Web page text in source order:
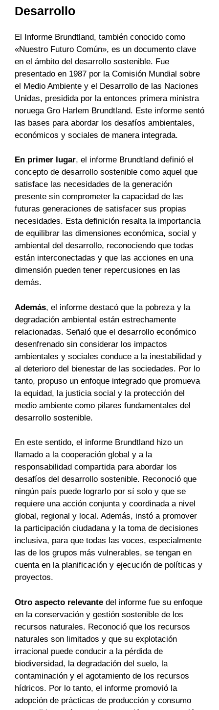
Desarrollo
El Informe Brundtland, también conocido como
«Nuestro Futuro Común», es un documento clave
en el ámbito del desarrollo sostenible. Fue
presentado en 1987 por la Comisión Mundial sobre
el Medio Ambiente y el Desarrollo de las Naciones
Unidas, presidida por la entonces primera ministra
noruega Gro Harlem Brundtland. Este informe sentó
las bases para abordar los desafíos ambientales,
económicos y sociales de manera integrada.
En primer lugar, el informe Brundtland definió el
concepto de desarrollo sostenible como aquel que
satisface las necesidades de la generación
presente sin comprometer la capacidad de las
futuras generaciones de satisfacer sus propias
necesidades. Esta definición resalta la importancia
de equilibrar las dimensiones económica, social y
ambiental del desarrollo, reconociendo que todas
están interconectadas y que las acciones en una
dimensión pueden tener repercusiones en las
demás.
Además, el informe destacó que la pobreza y la
degradación ambiental están estrechamente
relacionadas. Señaló que el desarrollo económico
desenfrenado sin considerar los impactos
ambientales y sociales conduce a la inestabilidad y
al deterioro del bienestar de las sociedades. Por lo
tanto, propuso un enfoque integrado que promueva
la equidad, la justicia social y la protección del
medio ambiente como pilares fundamentales del
desarrollo sostenible.
En este sentido, el informe Brundtland hizo un
llamado a la cooperación global y a la
responsabilidad compartida para abordar los
desafíos del desarrollo sostenible. Reconoció que
ningún país puede lograrlo por sí solo y que se
requiere una acción conjunta y coordinada a nivel
global, regional y local. Además, instó a promover
la participación ciudadana y la toma de decisiones
inclusiva, para que todas las voces, especialmente
las de los grupos más vulnerables, se tengan en
cuenta en la planificación y ejecución de políticas y
proyectos.
Otro aspecto relevante del informe fue su enfoque
en la conservación y gestión sostenible de los
recursos naturales. Reconoció que los recursos
naturales son limitados y que su explotación
irracional puede conducir a la pérdida de
biodiversidad, la degradación del suelo, la
contaminación y el agotamiento de los recursos
hídricos. Por lo tanto, el informe promovió la
adopción de prácticas de producción y consumo